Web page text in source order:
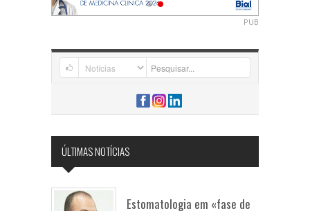
PUB
ÚLTIMAS NOTÍCIAS
Estomatologia em «fase de